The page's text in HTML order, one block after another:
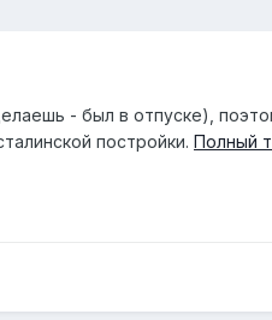
- был в отпуске),
постройки. Полный